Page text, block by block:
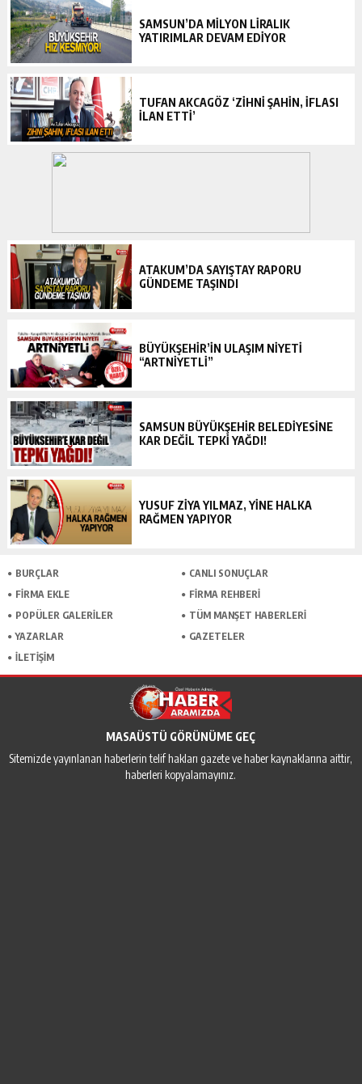
SAMSUN’DA MILYON LIRALIK
YATIRIMLAR DEVAM EDIYOR
TUFAN AKCAGÖZ ‘ZİHNİ ŞAHİN, İFLASI
İLAN ETTİ’
ATAKUM’DA SAYIŞTAY RAPORU
GÜNDEME TAŞINDI
BÜYÜKŞEHİR’İN ULAŞIM NİYETİ
“ARTNİYETLİ”
SAMSUN BÜYÜKŞEHIR BELEDIYESINE
KAR DEĞIL TEPKI YAĞDI!
YUSUF ZİYA YILMAZ, YİNE HALKA
RAĞMEN YAPIYOR
BURÇLAR
CANLI SONUÇLAR
FİRMA EKLE
FİRMA REHBERİ
POPÜLER GALERİLER
TÜM MANŞET HABERLERİ
YAZARLAR
GAZETELER
İLETİŞİM
MASAÜSTÜ GÖRÜNÜME GEÇ
Sitemizde yayınlanan haberlerin telif hakları gazete ve haber kaynaklarına aittir,
haberleri kopyalamayınız.